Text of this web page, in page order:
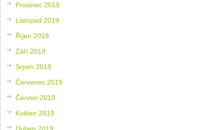
Prosinec 2019
Listopad 2019
Říjen 2019
Září 2019
Srpen 2019
Červenec 2019
Červen 2019
Květen 2019